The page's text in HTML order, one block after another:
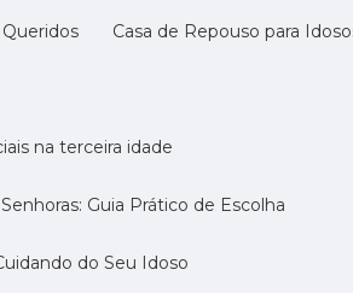
Casa de Repouso para
na terceira idade
Senhoras: Guia Prático de Escolha
do Seu Idoso